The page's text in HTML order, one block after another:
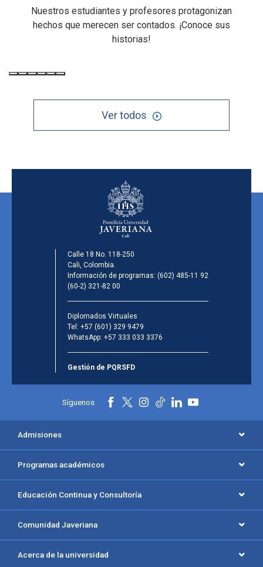
Nuestros estudiantes y profesores protagonizan
hechos que merecen ser contados. ¡Conoce sus
historias!
Ver todos
Calle 18 No. 118-250
Cali, Colombia.
Información de programas: (602) 485-11 92
(60-2) 321-82 00
Diplomados Virtuales
Tel: +57 (601) 329 9479
WhatsApp: +57 333 033 3376
Gestión de PQRSFD
Síguenos
Admisiones
Programas académicos
Educación Continua y Consultoría
Comunidad Javeriana
Acerca de la universidad